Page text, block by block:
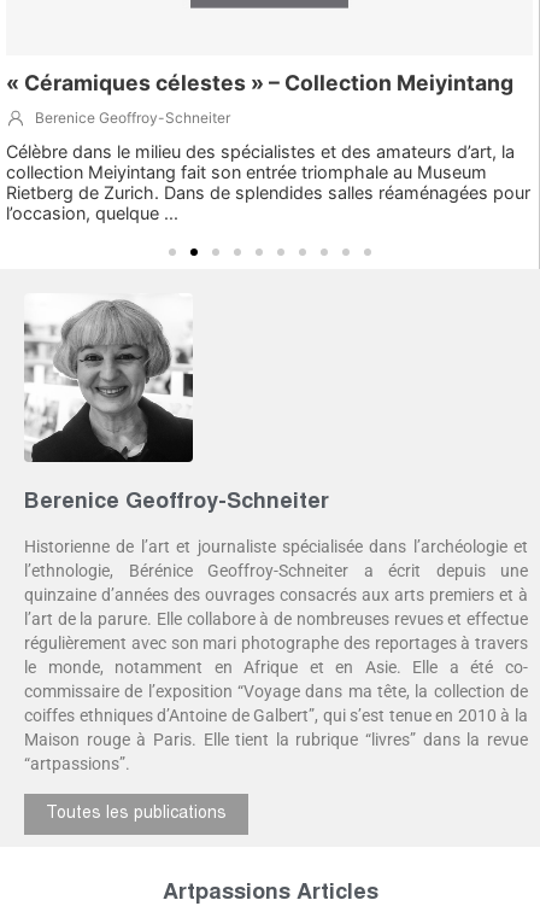
« Céramiques célestes » – Collection Meiyintang
Berenice Geoffroy-Schneiter
Célèbre dans le milieu des spécialistes et des amateurs d’art, la
collection Meiyintang fait son entrée triomphale au Museum
Rietberg de Zurich. Dans de splendides salles réaménagées pour
l’occasion, quelque ...
Berenice Geoffroy-Schneiter
Historienne de l’art et journaliste spécialisée dans l’archéologie et
l’ethnologie, Bérénice Geoffroy-Schneiter a écrit depuis une
quinzaine d’années des ouvrages consacrés aux arts premiers et à
l’art de la parure. Elle collabore à de nombreuses revues et effectue
régulièrement avec son mari photographe des reportages à travers
le monde, notamment en Afrique et en Asie. Elle a été co-
commissaire de l’exposition “Voyage dans ma tête, la collection de
coiffes ethniques d’Antoine de Galbert”, qui s’est tenue en 2010 à la
Maison rouge à Paris. Elle tient la rubrique “livres” dans la revue
“artpassions”.
Toutes les publications
Artpassions Articles